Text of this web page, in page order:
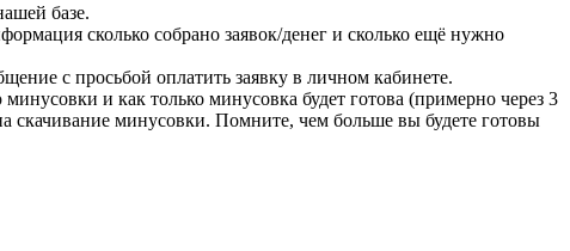
базе.
сколько собрано заявок/денег и сколько ещё нужно
с просьбой оплатить заявку в личном кабинете.
и как только минусовка будет готова (примерно через 3
скачивание минусовки. Помните, чем больше вы будете готовы